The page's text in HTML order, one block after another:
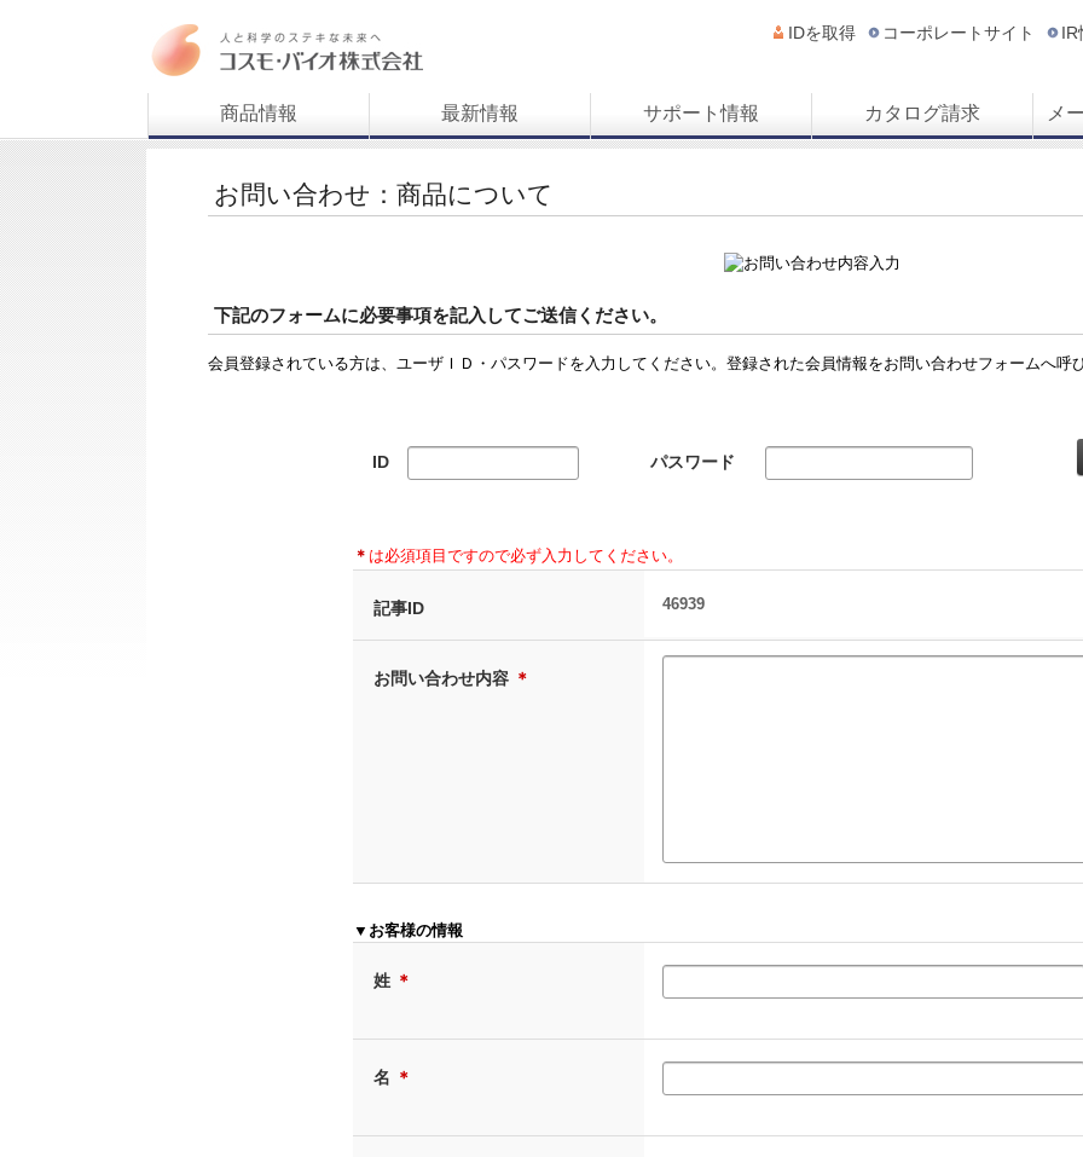
IDを取得 コーポレートサイト IR
商品情報 最新情報 サポート情報 カタログ請求 メ
お問い合わせ：商品について
下記のフォームに必要事項を記入してご送信ください。
会員登録されている方は、ユーザＩＤ・パスワードを入力してください。登録された会員情報をお問い合わせフォームへ呼
ID パスワード
＊ は必須項目ですので必ず入力してください。
記事ID 46939
お問い合わせ内容 ＊
▼お客様の情報
姓 ＊
名 ＊